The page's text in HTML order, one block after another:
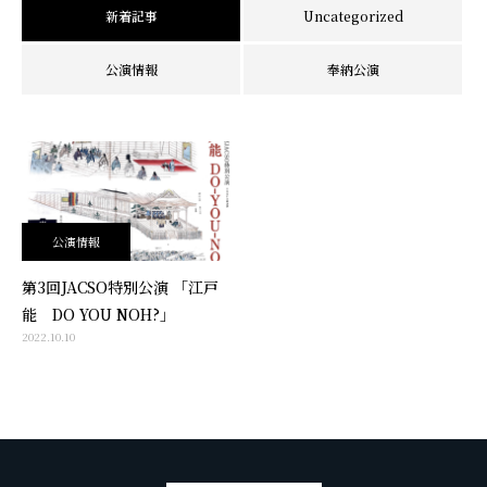
新着記事 Uncategorized
公演情報 奉納公演
公演情報
第3回JACSO特別公演 「江戸
能 DO YOU NOH?」
2022.10.10